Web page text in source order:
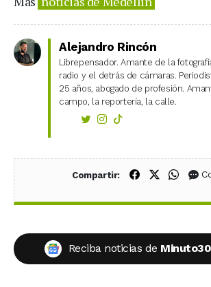
Alejandro Rincón
Librepensador. Amante de la
radio y el detrás de cámaras.
25 años, abogado de profesión.
campo, la reportería, la calle.
Compartir: Compartir en
Compartir
Reciba noticias de